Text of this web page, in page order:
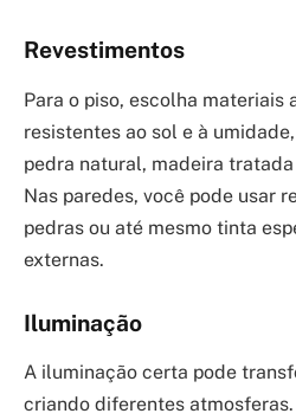
Revestimentos
Para o piso, escolha materiais
resistentes ao sol e à
pedra natural, madeira
Nas paredes, você pode usar
pedras ou até mesmo tinta
externas.
Iluminação
A iluminação certa pode
criando diferentes